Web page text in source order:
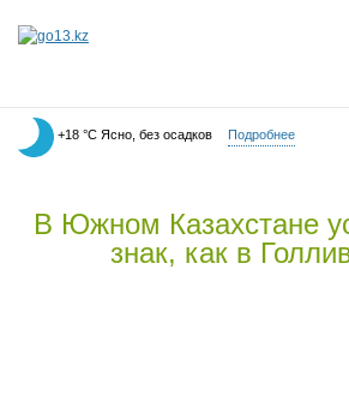
+18 °С Ясно, без осадков Подробнее
В Южном Казахстане
знак, как в